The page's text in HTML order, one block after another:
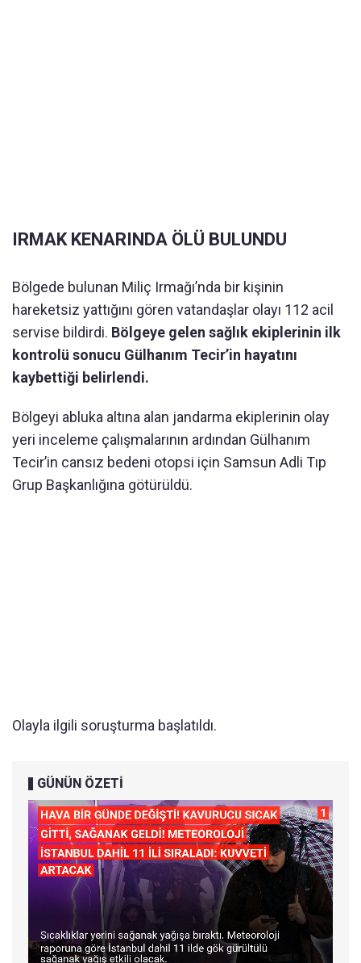
IRMAK KENARINDA ÖLÜ BULUNDU
Bölgede bulunan Miliç Irmağı’nda bir kişinin
hareketsiz yattığını gören vatandaşlar olayı 112 acil
servise bildirdi. Bölgeye gelen sağlık ekiplerinin ilk
kontrolü sonucu Gülhanım Tecir’in hayatını
kaybettiği belirlendi.
Bölgeyi abluka altına alan jandarma ekiplerinin olay
yeri inceleme çalışmalarının ardından Gülhanım
Tecir’in cansız bedeni otopsi için Samsun Adli Tıp
Grup Başkanlığına götürüldü.
Olayla ilgili soruşturma başlatıldı.
GÜNÜN ÖZETİ